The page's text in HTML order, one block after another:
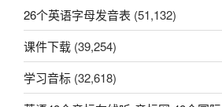
辅
音
详
解-
辅
音
26个英语字母发音表 (51,132)
课件下载 (39,254)
学习音标 (32,618)